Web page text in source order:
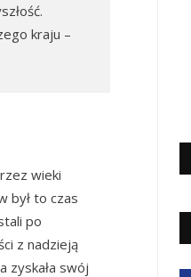
kraju –
wieki
był to czas
po
z nadzieją
zyskała swój